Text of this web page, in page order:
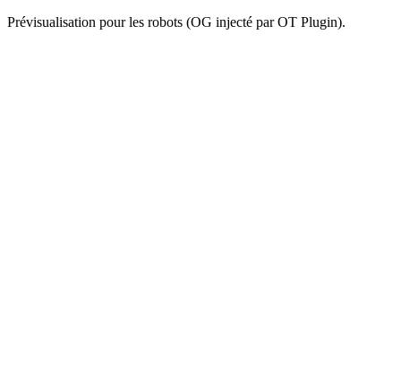
Prévisualisation pour les robots (OG injecté par OT Plugin).